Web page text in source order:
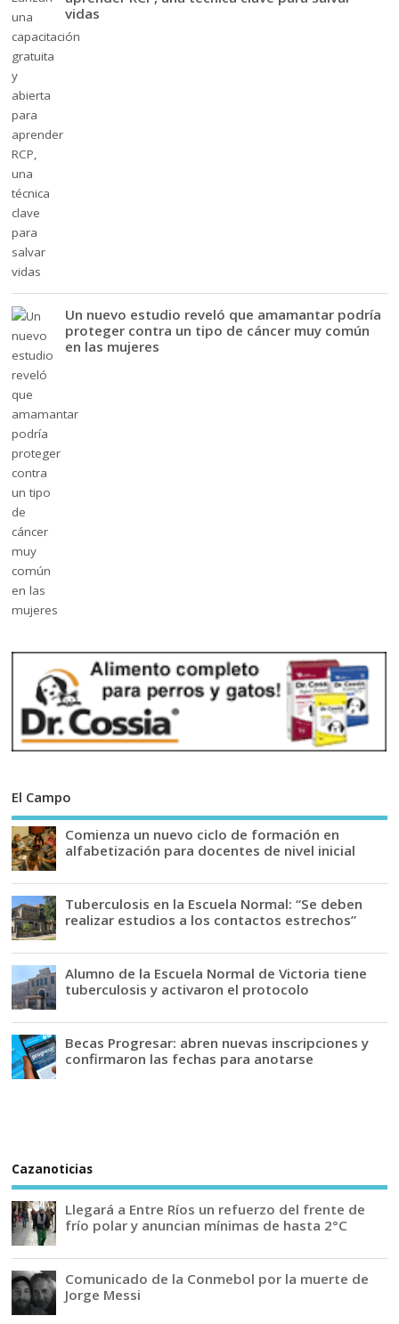
vidas
Un nuevo estudio reveló que amamantar podría
proteger contra un tipo de cáncer muy común
en las mujeres
El Campo
Comienza un nuevo ciclo de formación en
alfabetización para docentes de nivel inicial
Tuberculosis en la Escuela Normal: “Se deben
realizar estudios a los contactos estrechos”
Alumno de la Escuela Normal de Victoria tiene
tuberculosis y activaron el protocolo
Becas Progresar: abren nuevas inscripciones y
confirmaron las fechas para anotarse
Cazanoticias
Llegará a Entre Ríos un refuerzo del frente de
frío polar y anuncian mínimas de hasta 2°C
Comunicado de la Conmebol por la muerte de
Jorge Messi